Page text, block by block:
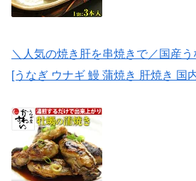
＼人気の焼き肝を串焼きで／国産
[うなぎ ウナギ 鰻 蒲焼き 肝焼き 国